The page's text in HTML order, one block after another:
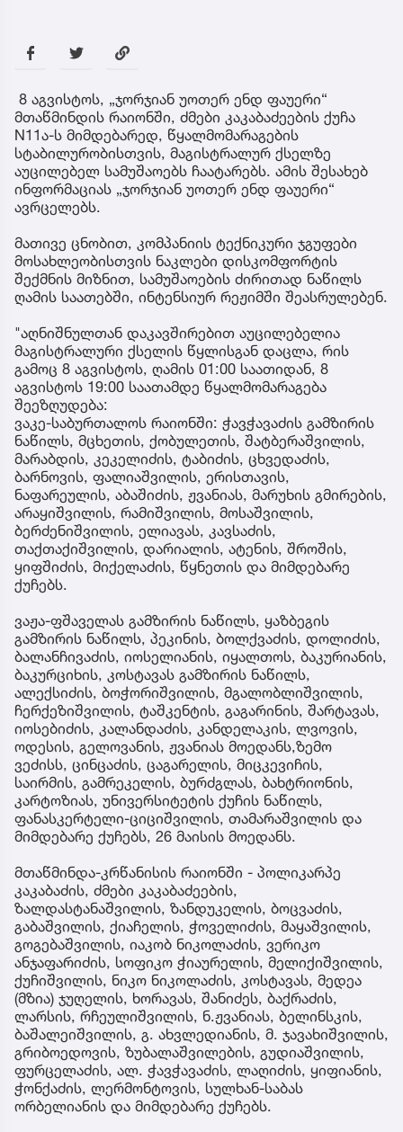
8 აგვისტოს, „ჯორჯიან უოთერ ენდ ფაუერი“
მთაწმინდის რაიონში, ძმები კაკაბაძეების ქუჩა
N11ა-ს მიმდებარედ, წყალმომარაგების
სტაბილურობისთვის, მაგისტრალურ ქსელზე
აუცილებელ სამუშაოებს ჩაატარებს. ამის შესახებ
ინფორმაციას „ჯორჯიან უოთერ ენდ ფაუერი“
ავრცელებს.
მათივე ცნობით, კომპანიის ტექნიკური ჯგუფები
მოსახლეობისთვის ნაკლები დისკომფორტის
შექმნის მიზნით, სამუშაოების ძირითად ნაწილს
ღამის საათებში, ინტენსიურ რეჟიმში შეასრულებენ.
"აღნიშნულთან დაკავშირებით აუცილებელია
მაგისტრალური ქსელის წყლისგან დაცლა, რის
გამოც 8 აგვისტოს, ღამის 01:00 საათიდან, 8
აგვისტოს 19:00 საათამდე წყალმომარაგება
შეეზღუდება:
ვაკე-საბურთალოს რაიონში: ჭავჭავაძის გამზირის
ნაწილს, მცხეთის, ქობულეთის, შატბერაშვილის,
მარაბდის, კეკელიძის, ტაბიძის, ცხვედაძის,
ბარნოვის, ფალიაშვილის, ერისთავის,
ნაფარეულის, აბაშიძის, ჟვანიას, მარუხის გმირების,
არაყიშვილის, რამიშვილის, მოსაშვილის,
ბერძენიშვილის, ელიავას, კავსაძის,
თაქთაქიშვილის, დარიალის, ატენის, შროშის,
ყიფშიძის, მიქელაძის, წყნეთის და მიმდებარე
ქუჩებს.
ვაჟა-ფშაველას გამზირის ნაწილს, ყაზბეგის
გამზირის ნაწილს, პეკინის, ბოლქვაძის, დოლიძის,
ბალანჩივაძის, იოსელიანის, იყალთოს, ბაკურიანის,
ბაკურციხის, კოსტავას გამზირის ნაწილს,
ალექსიძის, ბოჭორიშვილის, მგალობლიშვილის,
ჩერქეზიშვილის, ტაშკენტის, გაგარინის, შარტავას,
იოსებიძის, კალანდაძის, კანდელაკის, ლვოვის,
ოდესის, გელოვანის, ჟვანიას მოედანს,ზემო
ვეძისს, ცინცაძის, ცაგარელის, მიცკევიჩის,
საირმის, გამრეკელის, ბურძგლას, ბახტრიონის,
კარტოზიას, უნივერსიტეტის ქუჩის ნაწილს,
ფანასკერტელი-ციციშვილის, თამარაშვილის და
მიმდებარე ქუჩებს, 26 მაისის მოედანს.
მთაწმინდა-კრწანისის რაიონში - პოლიკარპე
კაკაბაძის, ძმები კაკაბაძეების,
ზალდასტანაშვილის, ზანდუკელის, ბოცვაძის,
გაბაშვილის, ქიაჩელის, ჭოველიძის, მაყაშვილის,
გოგებაშვილის, იაკობ ნიკოლაძის, ვერიკო
ანჯაფარიძის, სოფიკო ჭიაურელის, მელიქიშვილის,
ქუჩიშვილის, ნიკო ნიკოლაძის, კოსტავას, მედეა
(მზია) ჯუღელის, ხორავას, შანიძეს, ბაქრაძის,
ლარსის, რჩეულიშვილის, ნ.ჟვანიას, ბელინსკის,
ბაშალეიშვილის, გ. ახვლედიანის, მ. ჯავახიშვილის,
გრიბოედოვის, ზუბალაშვილების, გუდიაშვილის,
ფურცელაძის, ალ. ჭავჭავაძის, ლაღიძის, ყიფიანის,
ჭონქაძის, ლერმონტოვის, სულხან-საბას
ორბელიანის და მიმდებარე ქუჩებს.